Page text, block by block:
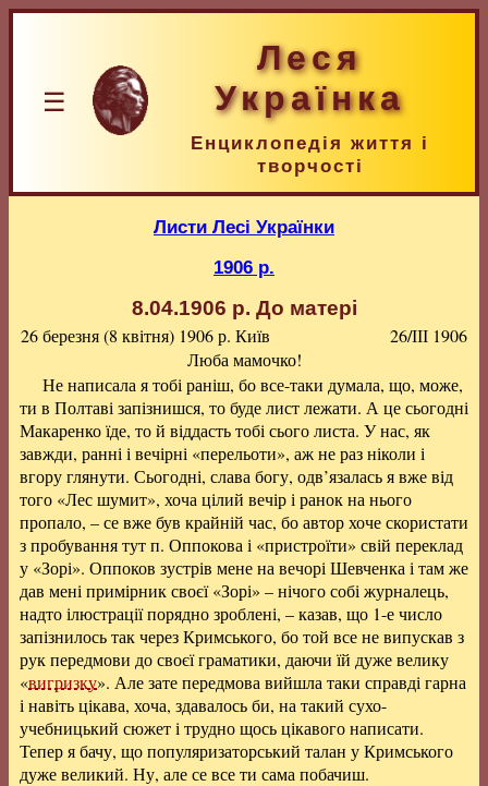
☰
Леся
Українка
Енциклопедія життя і
творчості
Листи Лесі Українки
1906 р.
8.04.1906 р. До матері
26 березня (8 квітня) 1906 р. Київ
26/ІІІ 1906
Люба мамочко!
Не написала я тобі раніш, бо все-таки думала, що, може,
ти в Полтаві запізнишся, то буде лист лежати. А це сьогодні
Макаренко їде, то й віддасть тобі сього листа. У нас, як
завжди, ранні і вечірні «перельоти», аж не раз ніколи і
вгору глянути. Сьогодні, слава богу, одв’язалась я вже від
того «Лес шумит», хоча цілий вечір і ранок на нього
пропало, – се вже був крайній час, бо автор хоче скористати
з пробування тут п. Оппокова і «пристроїти» свій переклад
у «Зорі». Оппоков зустрів мене на вечорі Шевченка і там же
дав мені примірник своєї «Зорі» – нічого собі журналець,
надто ілюстрації порядно зроблені, – казав, що 1-е число
запізнилось так через Кримського, бо той все не випускав з
рук передмови до своєї граматики, даючи їй дуже велику
«вигризку». Але зате передмова вийшла таки справді гарна
і навіть цікава, хоча, здавалось би, на такий сухо-
учебницький сюжет і трудно щось цікавого написати.
Тепер я бачу, що популяризаторський талан у Кримського
дуже великий. Ну, але се все ти сама побачиш.